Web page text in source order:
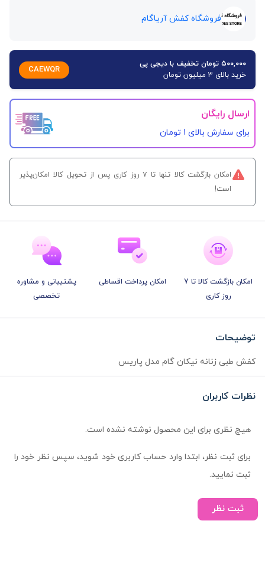
فروشگاه کفش آریاگام
۵۰۰,۰۰۰ تومان تخفیف با دیجی پی
خرید بالای 3 میلیون تومان
CAEWQR
ارسال رایگان
برای سفارش‌ بالای 1 تومان
امکان بازگشت کالا تنها تا ۷ روز کاری پس از تحویل کالا امکان‌پذیر
است!
امکان بازگشت کالا تا 7
روز کاری
امکان پرداخت اقساطی
پشتیبانی و مشاوره
تخصصی
توضیحات
کفش طبی زنانه نیکان گام مدل پاریس
نظرات کاربران
هیچ نظری برای این محصول نوشته نشده است.
برای ثبت نظر، ابتدا وارد حساب کاربری خود شوید، سپس نظر خود را
ثبت نمایید.
ثبت نظر